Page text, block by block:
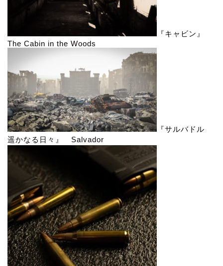
『キャビン』
The Cabin in the Woods
『サルバドル
遥かなる日々』 Salvador